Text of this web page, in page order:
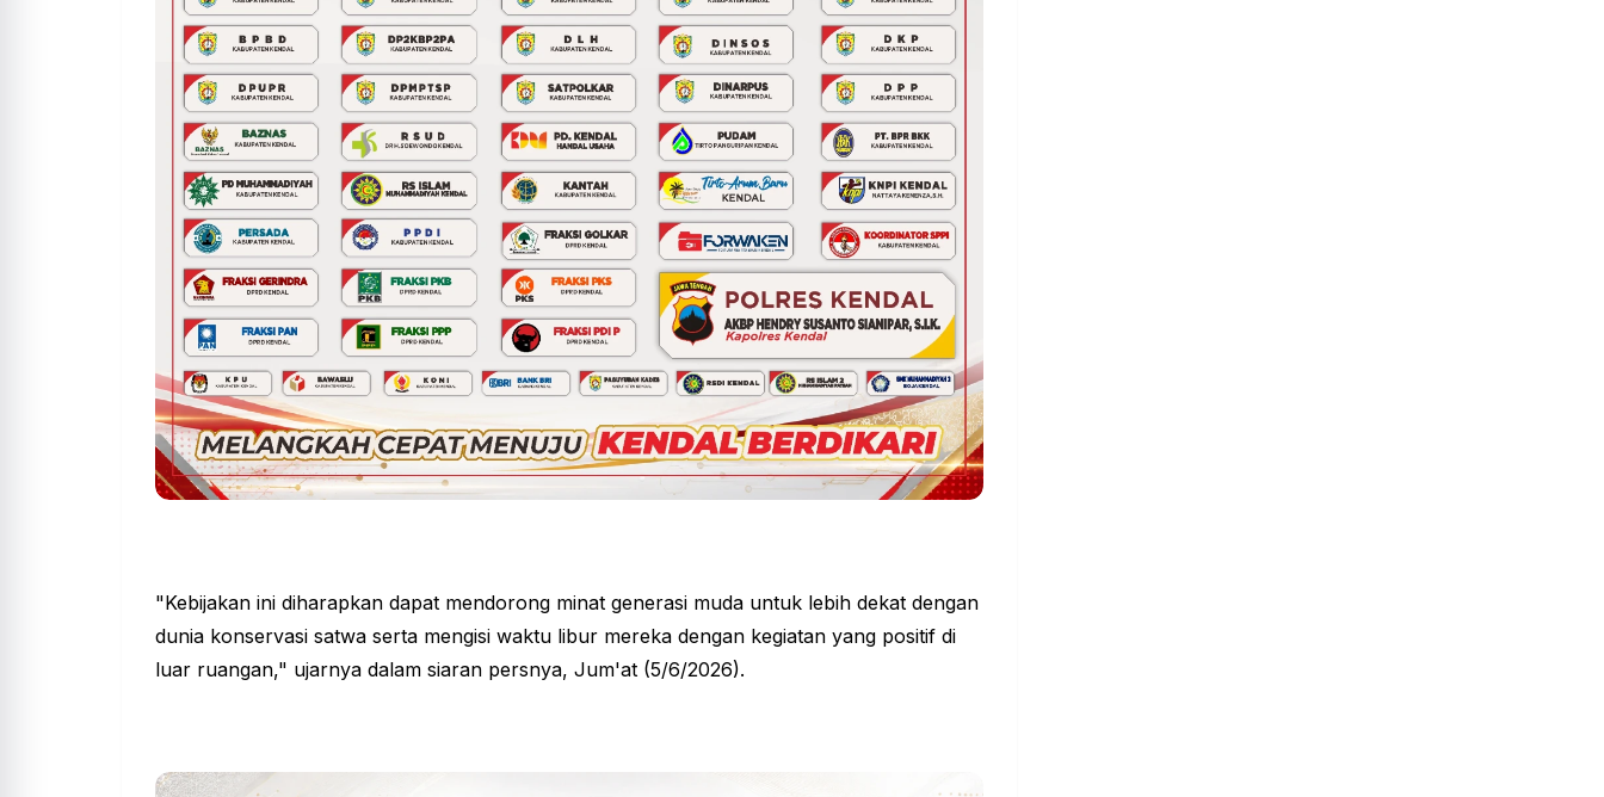
"Kebijakan ini diharapkan dapat mendorong minat generasi muda untuk lebih dekat dengan
dunia konservasi satwa serta mengisi waktu libur mereka dengan kegiatan yang positif di
luar ruangan," ujarnya dalam siaran persnya, Jum'at (5/6/2026).